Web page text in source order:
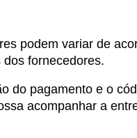
podem variar de
fornecedores.
do pagamento e o
acompanhar a